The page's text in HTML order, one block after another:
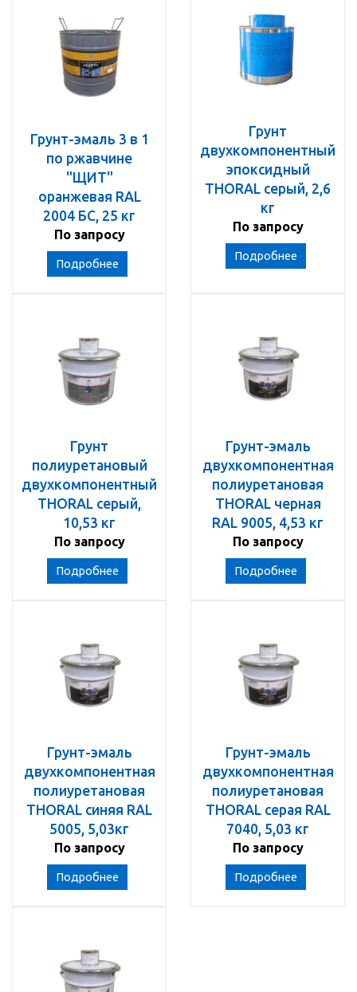
Грунт-эмаль 3 в 1
по ржавчине
"ЩИТ"
оранжевая RAL
2004 БС, 25 кг
По запросу
Подробнее
Грунт
двухкомпонентный
эпоксидный
THORAL серый, 2,6
кг
По запросу
Подробнее
Грунт
полиуретановый
двухкомпонентный
THORAL серый,
10,53 кг
По запросу
Подробнее
Грунт-эмаль
двухкомпонентная
полиуретановая
THORAL черная
RAL 9005, 4,53 кг
По запросу
Подробнее
Грунт-эмаль
двухкомпонентная
полиуретановая
THORAL синяя RAL
5005, 5,03кг
По запросу
Подробнее
Грунт-эмаль
двухкомпонентная
полиуретановая
THORAL серая RAL
7040, 5,03 кг
По запросу
Подробнее